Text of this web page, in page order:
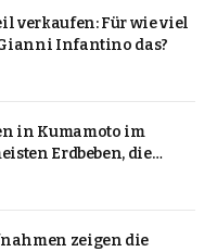
verkaufen: Für wie viel
Infantino das?
in Kumamoto im
Erdbeben, die
ungewöhnlich ist
zeigen die